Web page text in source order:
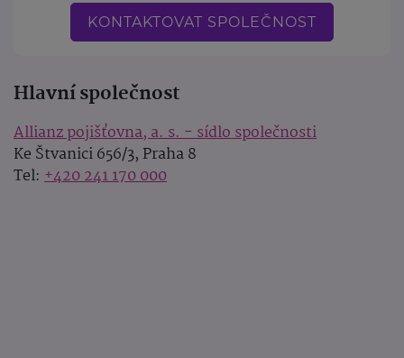
KONTAKTOVAT SPOLEČNOST
Hlavní společnost
Allianz pojišťovna, a. s. - sídlo společnosti
Ke Štvanici 656/3, Praha 8
Tel: +420 241 170 000